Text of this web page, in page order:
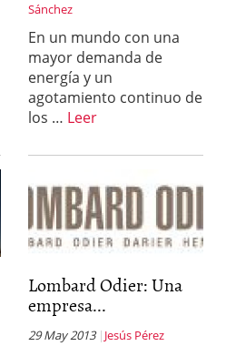
Sánchez
En un mundo con una
mayor demanda de
energía y un
agotamiento continuo de
los … Leer
Lombard Odier: Una
empresa...
29 May 2013 Jesús Pérez